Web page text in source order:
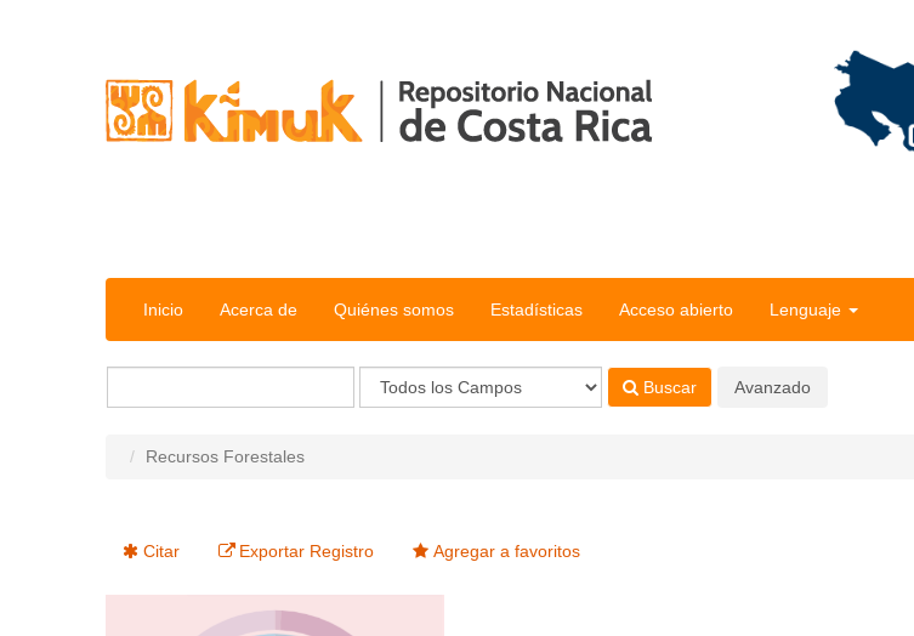
Inicio Acerca de Quiénes somos Estadísticas Acceso abierto Lenguaje
Buscar Avanzado
Recursos Forestales
Citar Exportar Registro Agregar a favoritos